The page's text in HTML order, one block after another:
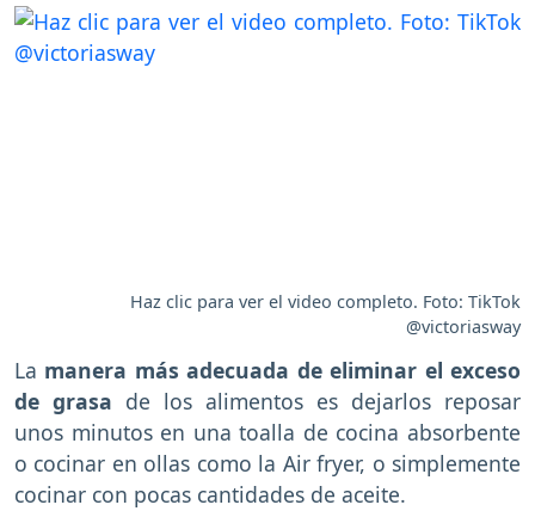
Haz clic para ver el video completo. Foto: TikTok
@victoriasway
La manera más adecuada de eliminar el exceso
de grasa de los alimentos es dejarlos reposar
unos minutos en una toalla de cocina absorbente
o cocinar en ollas como la Air fryer, o simplemente
cocinar con pocas cantidades de aceite.